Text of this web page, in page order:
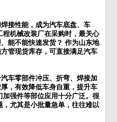
接性能，成为汽车底盘、车
机械改装厂在采购时，最关心
能不能快速发货？ 作为山东地
管现货库存，可直接满足汽车
车零部件冲压、折弯、焊接加
，有效降低车身自重，提升车
强件等部位应用十分广泛。很
尤其是小批量急单，往往难以